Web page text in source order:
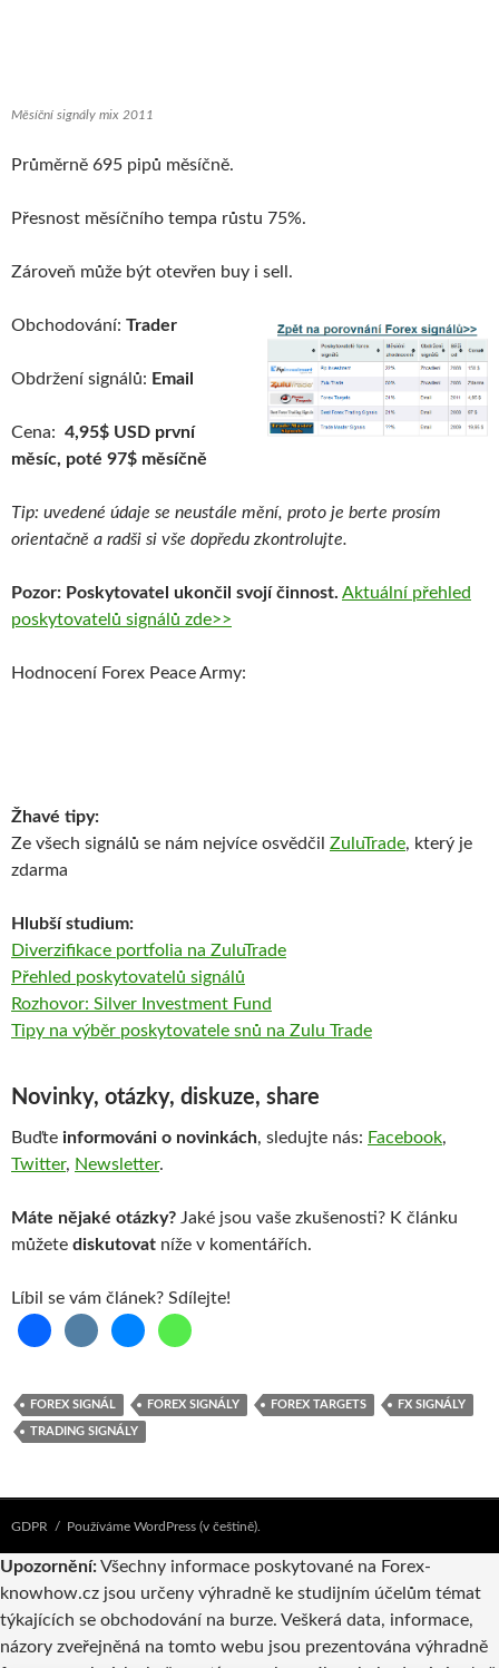
Měsíční signály mix 2011
Průměrně 695 pipů měsíčně.
Přesnost měsíčního tempa růstu 75%.
Zároveň může být otevřen buy i sell.
Obchodování: Trader
Obdržení signálů: Email
Cena: 4,95$ USD první
měsíc, poté 97$ měsíčně
Tip: uvedené údaje se neustále mění, proto je berte prosím
orientačně a radši si vše dopředu zkontrolujte.
Pozor: Poskytovatel ukončil svojí činnost. Aktuální přehled
poskytovatelů signálů zde>>
Hodnocení Forex Peace Army:
Žhavé tipy:
Ze všech signálů se nám nejvíce osvědčil ZuluTrade, který je
zdarma
Hlubší studium:
Diverzifikace portfolia na ZuluTrade
Přehled poskytovatelů signálů
Rozhovor: Silver Investment Fund
Tipy na výběr poskytovatele snů na Zulu Trade
Novinky, otázky, diskuze, share
Buďte informováni o novinkách, sledujte nás: Facebook,
Twitter, Newsletter.
Máte nějaké otázky? Jaké jsou vaše zkušenosti? K článku
můžete diskutovat níže v komentářích.
Líbil se vám článek? Sdílejte!
FOREX SIGNÁL FOREX SIGNÁLY FOREX TARGETS FX SIGNÁLY
TRADING SIGNÁLY
GDPR Používáme WordPress (v češtině).
Upozornění:Všechny informace poskytované na Forex-
knowhow.cz jsou určeny výhradně ke studijním účelům témat
týkajících se obchodování na burze. Veškerá data, informace,
názory zveřejněná na tomto webu jsou prezentována výhradně